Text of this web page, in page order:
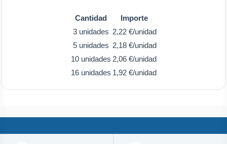
Cantidad
Importe
3 unidades 2,22 €/unidad
5 unidades 2,18 €/unidad
10 unidades 2,06 €/unidad
16 unidades 1,92 €/unidad